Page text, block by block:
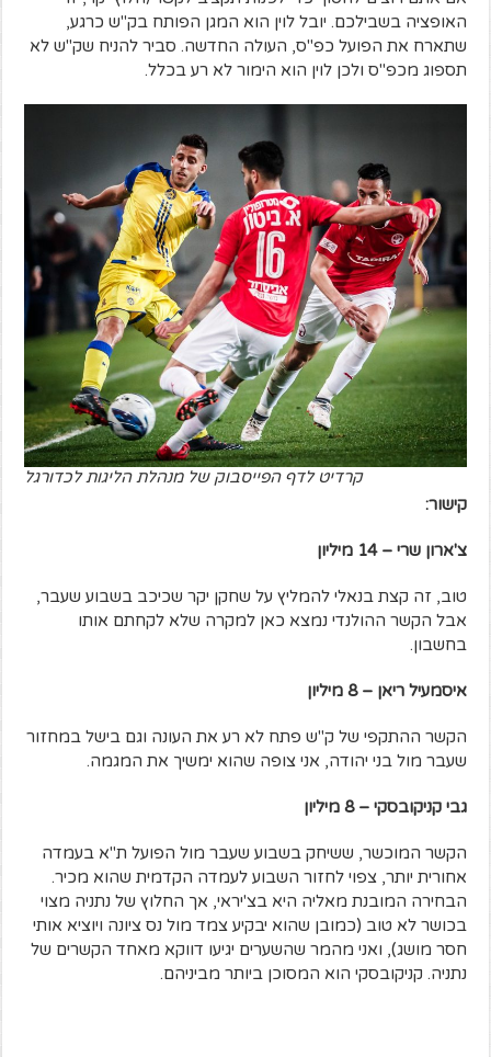
האופציה בשבילכם. יובל לוין הוא המגן הפותח בק"ש כרגע,
שתארח את הפועל כפ"ס, העולה החדשה. סביר להניח שק"ש לא
תספוג מכפ"ס ולכן לוין הוא הימור לא רע בכלל.
קרדיט לדף הפייסבוק של מנהלת הליגות לכדורגל
קישור:
צ'ארון שרי – 14 מיליון
טוב, זה קצת בנאלי להמליץ על שחקן יקר שכיכב בשבוע שעבר,
אבל הקשר ההולנדי נמצא כאן למקרה שלא לקחתם אותו
בחשבון.
איסמעיל ריאן – 8 מיליון
הקשר ההתקפי של ק"ש פתח לא רע את העונה וגם בישל במחזור
שעבר מול בני יהודה, אני צופה שהוא ימשיך את המגמה.
גבי קניקובסקי – 8 מיליון
הקשר המוכשר, ששיחק בשבוע שעבר מול הפועל ת"א בעמדה
אחורית יותר, צפוי לחזור השבוע לעמדה הקדמית שהוא מכיר.
הבחירה המובנת מאליה היא בצ'יראי, אך החלוץ של נתניה מצוי
בכושר לא טוב (כמובן שהוא יבקיע צמד מול נס ציונה ויוציא אותי
חסר מושג), ואני מהמר שהשערים יגיעו דווקא מאחד הקשרים של
נתניה. קניקובסקי הוא המסוכן ביותר מביניהם.